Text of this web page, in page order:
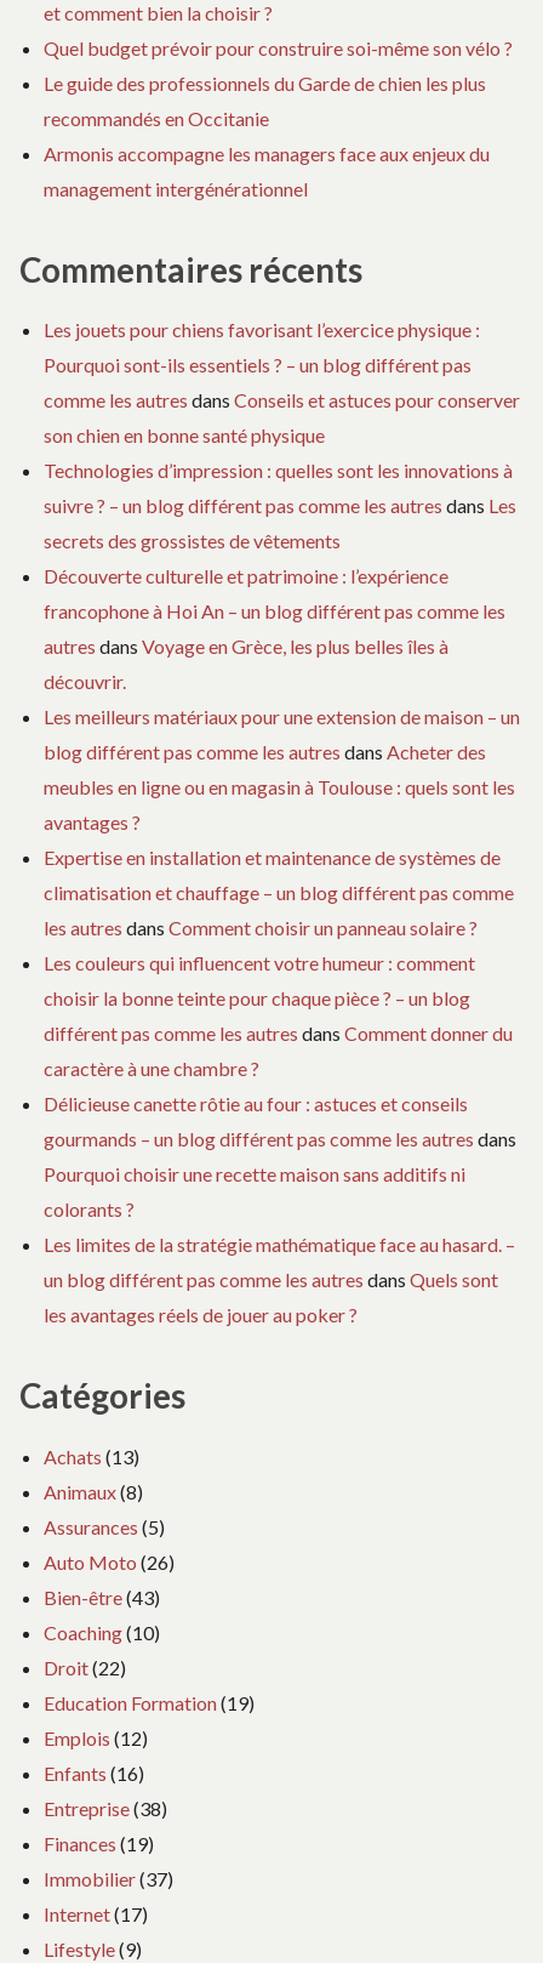
et comment bien la choisir ?
Quel budget prévoir pour construire soi-même son vélo ?
Le guide des professionnels du Garde de chien les plus
recommandés en Occitanie
Armonis accompagne les managers face aux enjeux du
management intergénérationnel
Commentaires récents
Les jouets pour chiens favorisant l’exercice physique :
Pourquoi sont-ils essentiels ? – un blog différent pas
comme les autres dans Conseils et astuces pour conserver
son chien en bonne santé physique
Technologies d’impression : quelles sont les innovations à
suivre ? – un blog différent pas comme les autres dans Les
secrets des grossistes de vêtements
Découverte culturelle et patrimoine : l’expérience
francophone à Hoi An – un blog différent pas comme les
autres dans Voyage en Grèce, les plus belles îles à
découvrir.
Les meilleurs matériaux pour une extension de maison – un
blog différent pas comme les autres dans Acheter des
meubles en ligne ou en magasin à Toulouse : quels sont les
avantages ?
Expertise en installation et maintenance de systèmes de
climatisation et chauffage – un blog différent pas comme
les autres dans Comment choisir un panneau solaire ?
Les couleurs qui influencent votre humeur : comment
choisir la bonne teinte pour chaque pièce ? – un blog
différent pas comme les autres dans Comment donner du
caractère à une chambre ?
Délicieuse canette rôtie au four : astuces et conseils
gourmands – un blog différent pas comme les autres dans
Pourquoi choisir une recette maison sans additifs ni
colorants ?
Les limites de la stratégie mathématique face au hasard. –
un blog différent pas comme les autres dans Quels sont
les avantages réels de jouer au poker ?
Catégories
Achats (13)
Animaux(8)
Assurances (5)
Auto Moto (26)
Bien-être(43)
Coaching(10)
Droit(22)
Education Formation(19)
Emplois (12)
Enfants (16)
Entreprise(38)
Finances (19)
Immobilier(37)
Internet(17)
Lifestyle(9)